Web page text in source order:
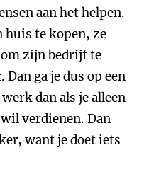
aan het helpen.
huis te kopen, ze
zijn bedrijf te
ga je dus op een
dan als je alleen
verdienen. Dan
want je doet iets